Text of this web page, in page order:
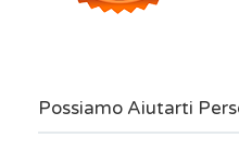
Possiamo Aiutarti